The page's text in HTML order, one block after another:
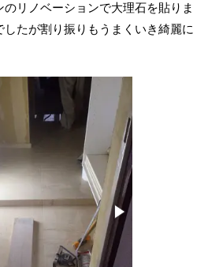
リノベーションで大理石を貼りま
したが割り振りもうまくいき綺麗に